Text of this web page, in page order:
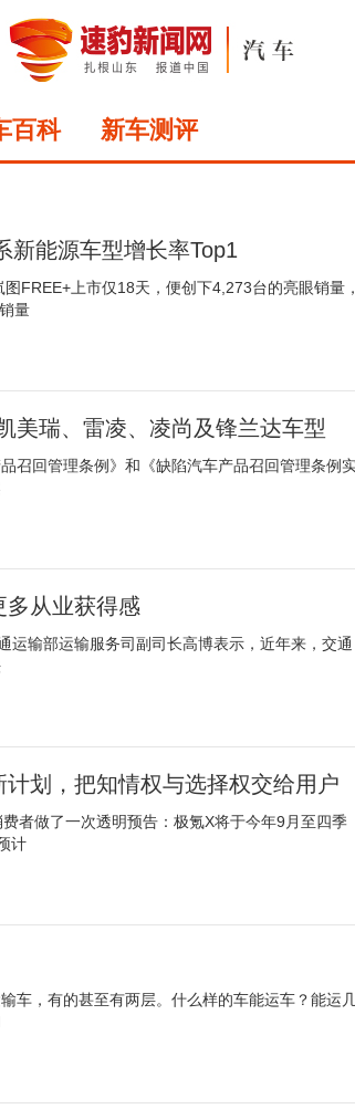
百科
新车测评
新能源车型增长率Top1
FREE+上市仅18天，便创下4,273台的亮眼销量
量
美瑞、雷凌、凌尚及锋兰达车型
召回管理条例》和《缺陷汽车产品召回管理条例
从业获得感
输部运输服务司副司长高博表示，近年来，交通
划，把知情权与选择权交给用户
者做了一次透明预告：极氪X将于今年9月至四季
计
车，有的甚至有两层。什么样的车能运车？能运